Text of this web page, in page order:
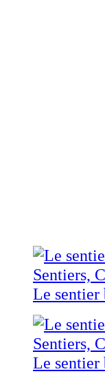
Le sentier
Le sentier